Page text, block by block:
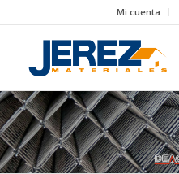
Mi cuenta